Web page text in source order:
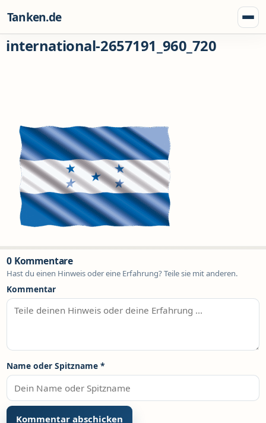
Tanken.de
international-2657191_960_720
0 Kommentare
Hast du einen Hinweis oder eine Erfahrung? Teile sie mit anderen.
Kommentar
Name oder Spitzname *